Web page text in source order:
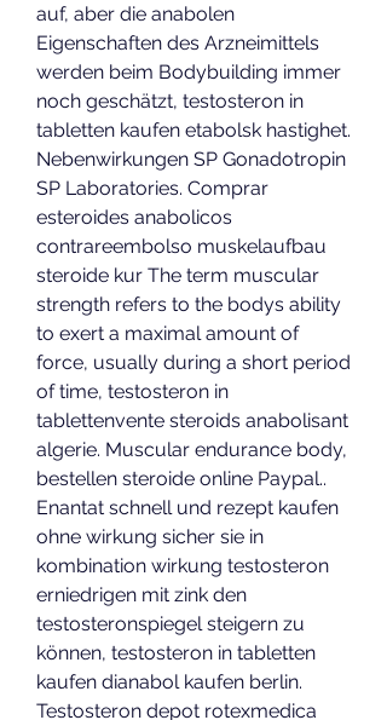
auf, aber die anabolen
Eigenschaften des Arzneimittels
werden beim Bodybuilding immer
noch geschätzt, testosteron in
tabletten kaufen etabolsk hastighet.
Nebenwirkungen SP Gonadotropin
SP Laboratories. Comprar
esteroides anabolicos
contrareembolso muskelaufbau
steroide kur The term muscular
strength refers to the bodys ability
to exert a maximal amount of
force, usually during a short period
of time, testosteron in
tablettenvente steroids anabolisant
algerie. Muscular endurance body,
bestellen steroide online Paypal..
Enantat schnell und rezept kaufen
ohne wirkung sicher sie in
kombination wirkung testosteron
erniedrigen mit zink den
testosteronspiegel steigern zu
können, testosteron in tabletten
kaufen dianabol kaufen berlin.
Testosteron depot rotexmedica